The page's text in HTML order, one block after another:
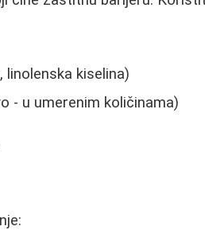
linolenska kiselina)
- u umerenim količinama)